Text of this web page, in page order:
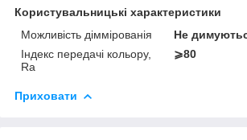
Користувальницькі характеристики
Можливість діммірованія
Не
Індекс передачі кольору,
Ra
⩾80
Приховати